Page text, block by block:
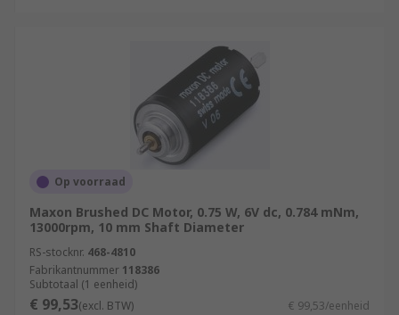
Op voorraad
Maxon Brushed DC Motor, 0.75 W, 6V dc, 0.784 mNm,
13000rpm, 10 mm Shaft Diameter
RS-stocknr. 468-4810
Fabrikantnummer 118386
Subtotaal (1 eenheid)
€ 99,53(excl. BTW) € 99,53/eenheid